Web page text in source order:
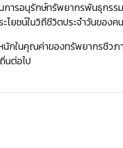
ารอนุรักษ์ทรัพยากรพันธุกร
ยชน์ในวิถีชีวิตประจําวันของค
กในคุณค่าของทรัพยากรชีว
นต่อไป